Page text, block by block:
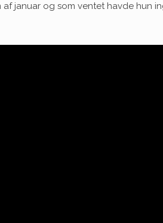
januar og som ventet havde hun